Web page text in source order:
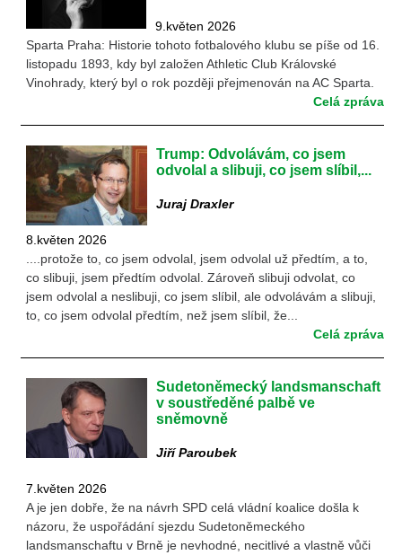
9.květen 2026
Sparta Praha: Historie tohoto fotbalového klubu se píše od 16.
listopadu 1893, kdy byl založen Athletic Club Královské
Vinohrady, který byl o rok později přejmenován na AC Sparta.
Celá zpráva
Trump: Odvolávám, co jsem
odvolal a slibuji, co jsem slíbil,...
Juraj Draxler
8.květen 2026
....protože to, co jsem odvolal, jsem odvolal už předtím, a to,
co slibuji, jsem předtím odvolal. Zároveň slibuji odvolat, co
jsem odvolal a neslibuji, co jsem slíbil, ale odvolávám a slibuji,
to, co jsem odvolal předtím, než jsem slíbil, že...
Celá zpráva
Sudetoněmecký landsmanschaft
v soustředěné palbě ve
sněmovně
Jiří Paroubek
7.květen 2026
A je jen dobře, že na návrh SPD celá vládní koalice došla k
názoru, že uspořádání sjezdu Sudetoněmeckého
landsmanschaftu v Brně je nevhodné, necitlivé a vlastně vůči